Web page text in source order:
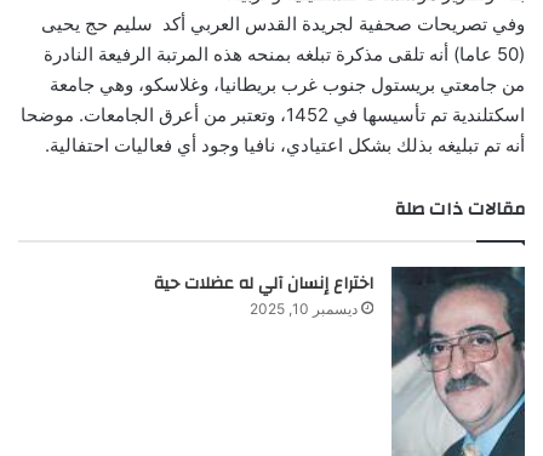
وفي تصريحات صحفية لجريدة القدس العربي أكد سليم حج يحيى
(50 عاما) أنه تلقى مذكرة تبلغه بمنحه هذه المرتبة الرفيعة النادرة
من جامعتي بريستول جنوب غرب بريطانيا، وغلاسكو، وهي جامعة
اسكتلندية تم تأسيسها في 1452، وتعتبر من أعرق الجامعات. موضحا
أنه تم تبليغه بذلك بشكل اعتيادي، نافيا وجود أي فعاليات احتفالية.
مقالات ذات صلة
اختراع إنسان آلي له عضلات حية
ديسمبر 10, 2025